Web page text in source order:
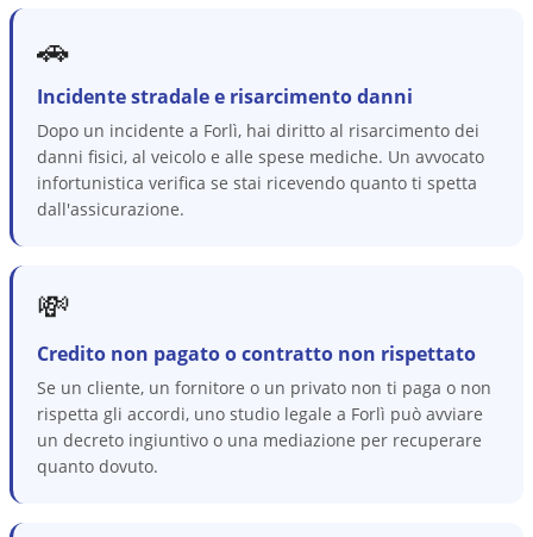
🚗
Incidente stradale e risarcimento danni
Dopo un incidente a Forlì, hai diritto al risarcimento dei
danni fisici, al veicolo e alle spese mediche. Un avvocato
infortunistica verifica se stai ricevendo quanto ti spetta
dall'assicurazione.
💸
Credito non pagato o contratto non rispettato
Se un cliente, un fornitore o un privato non ti paga o non
rispetta gli accordi, uno studio legale a Forlì può avviare
un decreto ingiuntivo o una mediazione per recuperare
quanto dovuto.